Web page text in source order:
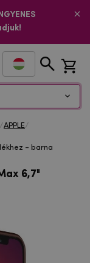
/APPLE/
- barna
6,7"